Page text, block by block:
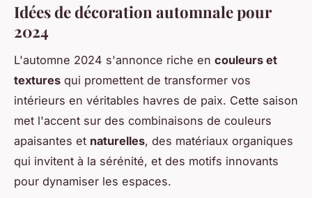
Idées de décoration automnale pour
2024
L'automne 2024 s'annonce riche en couleurs et
textures qui promettent de transformer vos
intérieurs en véritables havres de paix. Cette saison
met l'accent sur des combinaisons de couleurs
apaisantes et naturelles, des matériaux organiques
qui invitent à la sérénité, et des motifs innovants
pour dynamiser les espaces.